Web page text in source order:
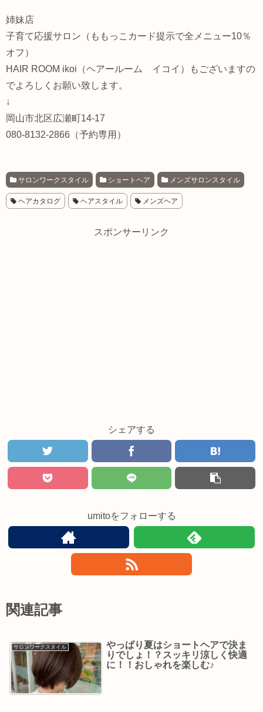
姉妹店
子育て応援サロン（ももっこカード提示で全メニュー10％
オフ）
HAIR ROOM ikoi（ヘアールーム イコイ）もございますの
でよろしくお願い致します。
↓
岡山市北区広瀬町14-17
080-8132-2866（予約専用）
サロンワークスタイル ショートヘア メンズサロンスタイル
ヘアカタログ ヘアスタイル メンズヘア
スポンサーリンク
シェアする
umitoをフォローする
関連記事
サロンワークスタイル
やっぱり夏はショートヘアで決ま
りでしょ！？スッキリ涼しく快適
に！！おしゃれを楽しむ♪